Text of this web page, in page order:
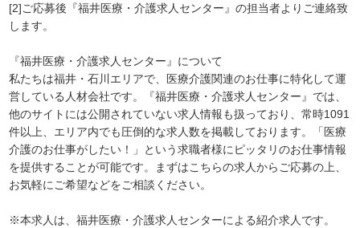
[2]ご応募後『福井医療・介護求人センター』の担当者よりご連絡致
します。
『福井医療・介護求人センター』について
私たちは福井・石川エリアで、医療介護関連のお仕事に特化して運
営している人材会社です。『福井医療・介護求人センター』では、
他のサイトには公開されていない求人情報も扱っており、常時1091
件以上、エリア内でも圧倒的な求人数を掲載しております。「医療
介護のお仕事がしたい！」という求職者様にピッタリのお仕事情報
を提供することが可能です。まずはこちらの求人からご応募の上、
お気軽にご希望などをご相談ください。
※本求人は、福井医療・介護求人センターによる紹介求人です。